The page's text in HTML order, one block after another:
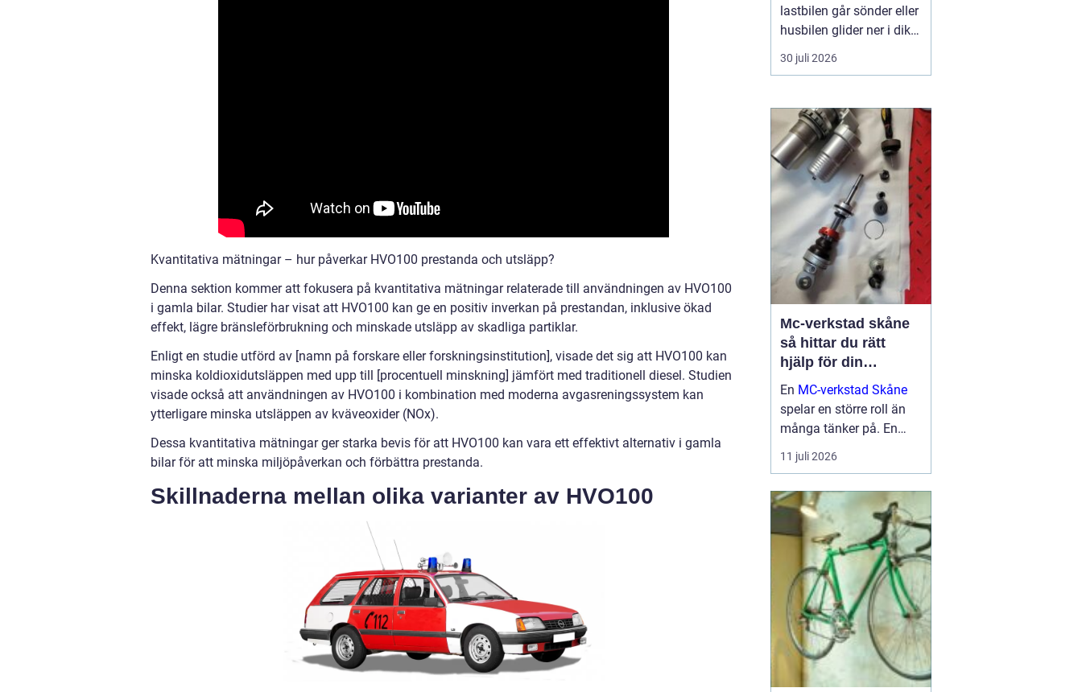
Kvantitativa mätningar – hur påverkar HVO100 prestanda och utsläpp?
Denna sektion kommer att fokusera på kvantitativa mätningar relaterade till användningen av HVO100
i gamla bilar. Studier har visat att HVO100 kan ge en positiv inverkan på prestandan, inklusive ökad
effekt, lägre bränsleförbrukning och minskade utsläpp av skadliga partiklar.
Enligt en studie utförd av [namn på forskare eller forskningsinstitution], visade det sig att HVO100 kan
minska koldioxidutsläppen med upp till [procentuell minskning] jämfört med traditionell diesel. Studien
visade också att användningen av HVO100 i kombination med moderna avgasreningssystem kan
ytterligare minska utsläppen av kväveoxider (NOx).
Dessa kvantitativa mätningar ger starka bevis för att HVO100 kan vara ett effektivt alternativ i gamla
bilar för att minska miljöpåverkan och förbättra prestanda.
Skillnaderna mellan olika varianter av HVO100
lastbilen går sönder eller
husbilen glider ner i diket
är behovet enkelt: snabb,
trygg och lugn hjälp på
de omgivande delarna
av Jämtland och södra
Lappland spelar
bärgningsfirmorna en
avgörande roll för att ...
30 juli 2026
Mc-verkstad skåne
så hittar du rätt
hjälp för din
motorcykel
En MC-verkstad Skåne
spelar en större roll än
många tänker på. En
välskött hoj är inte bara
en fråga om körglädje,
ekonomi och livslängd
på din motorcykel. För
den som kör mycket...
11 juli 2026